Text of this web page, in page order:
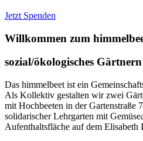
Jetzt Spenden
Willkommen zum
sozial/ökologisches
Das himmelbeet ist ein
Als Kollektiv gestalten wir zwei
mit Hochbeeten in der Gartenstraße
solidarischer Lehrgarten mit
Aufenthaltsfläche auf dem Elisabeth